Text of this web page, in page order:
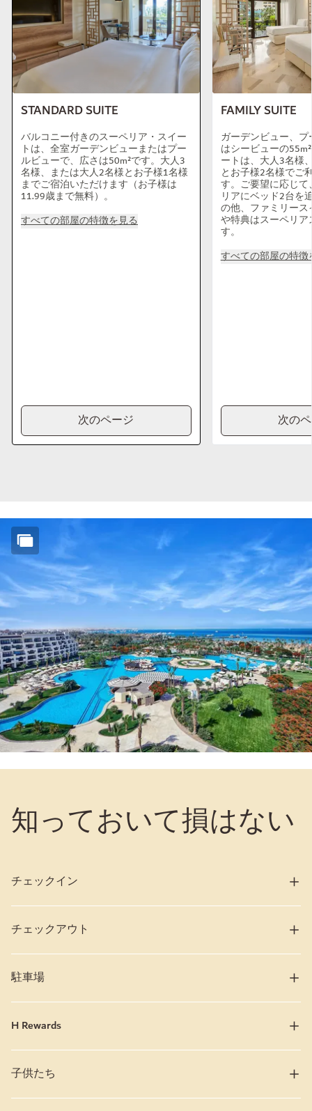
STANDARD SUITE
バルコニー付きのスーペリア・スイー
トは、全室ガーデンビューまたはプー
ルビューで、広さは50m²です。大人3
名様、または大人2名様とお子様1名様
までご宿泊いただけます（お子様は
11.99歳まで無料）。
すべての部屋の特徴を見る
次のページ
FAMILY SUITE
ガーデンビュー、
はシービューの
ートは、大人3名様
とお子様2名様でご
す。ご要望に応じ
リアにベッド2台を
の他、ファミリー
や特典はスーペリ
す。
すべての部屋の特徴
次の
知っておいて損はない
チェックイン
チェックアウト
駐車場
H Rewards
子供たち